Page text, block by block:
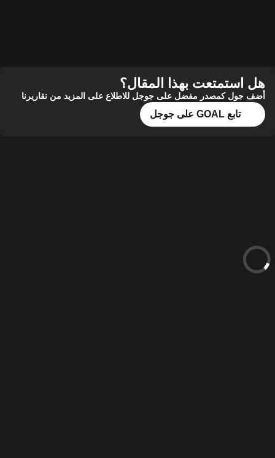
هل استمتعت بهذا المقال؟
أضف جول كمصدر مفضل على جوجل للاطلاع على المزيد من تقاريرنا
تابع GOAL على جوجل